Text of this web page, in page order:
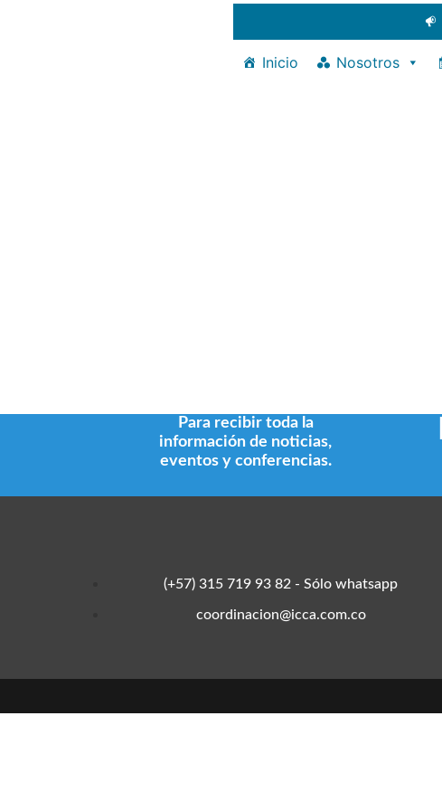
Inicio Nosotros
Para recibir toda la
información de noticias,
eventos y conferencias.
(+57) 315 719 93 82 - Sólo whatsapp
coordinacion@icca.com.co